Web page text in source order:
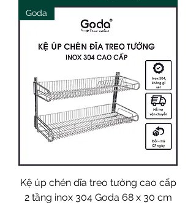
Goda
Kệ úp chén dĩa treo tường cao cấp
2 tầng inox 304 Goda 68 x 30 cm